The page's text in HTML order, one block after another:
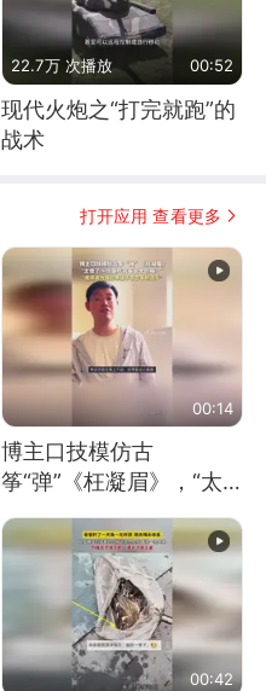
22.7万 次播放 00:52
现代火炮之“打完就跑”的
战术
打开应用 查看更多
00:14
博主口技模仿古
筝“弹”《枉凝眉》，“太
像了～你是吃古筝长大的
吗？”“或将成为首位考级
不带古筝的选手。”（来
源：新华每日电讯）
00:42